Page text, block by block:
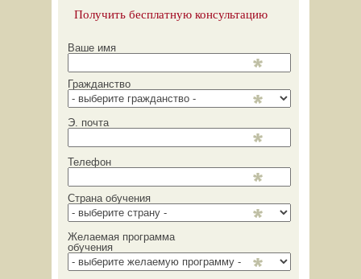
Получить бесплатную консультацию
Ваше имя
Гражданство
Э. почта
Телефон
Страна обучения
Желаемая программа
обучения